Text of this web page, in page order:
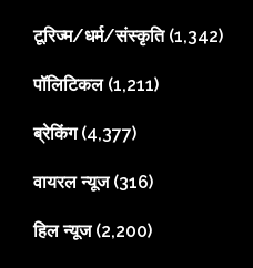
टूरिज्म/धर्म/संस्कृति(1,342)
पॉलिटिकल(1,211)
ब्रेकिंग(4,377)
वायरल न्यूज(316)
हिल न्यूज(2,200)